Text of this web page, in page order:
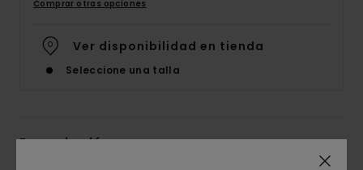
Comprar otras opciones
Ver disponibilidad en tienda
Seleccione una talla
Descripción